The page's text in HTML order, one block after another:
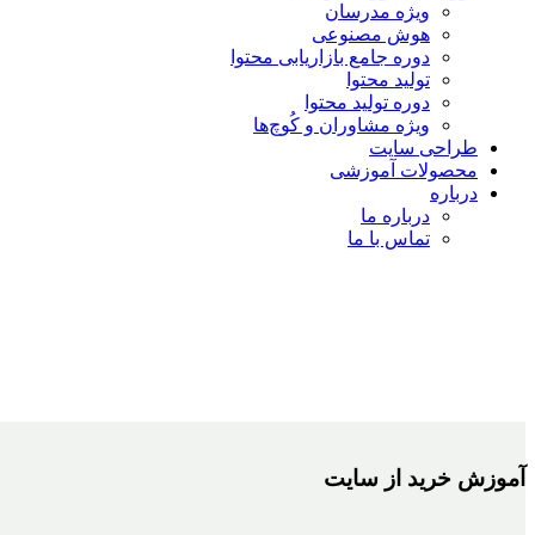
ویژه مدرسان
هوش مصنوعی
دوره جامع بازاریابی محتوا
تولید محتوا
دوره تولید محتوا
ویژه مشاوران و کُوچ‌ها
طراحی سایت
محصولات آموزشی
درباره
درباره ما
تماس با ما
آموزش خرید از سایت